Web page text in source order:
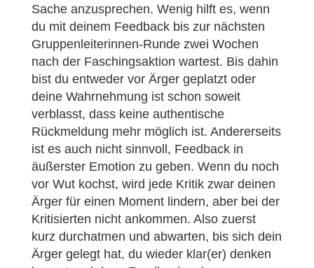
Sache anzusprechen. Wenig hilft es, wenn
du mit deinem Feedback bis zur nächsten
Gruppenleiterinnen-Runde zwei Wochen
nach der Faschingsaktion wartest. Bis dahin
bist du entweder vor Ärger geplatzt oder
deine Wahrnehmung ist schon soweit
verblasst, dass keine authentische
Rückmeldung mehr möglich ist. Andererseits
ist es auch nicht sinnvoll, Feedback in
äußerster Emotion zu geben. Wenn du noch
vor Wut kochst, wird jede Kritik zwar deinen
Ärger für einen Moment lindern, aber bei der
Kritisierten nicht ankommen. Also zuerst
kurz durchatmen und abwarten, bis sich dein
Ärger gelegt hat, du wieder klar(er) denken